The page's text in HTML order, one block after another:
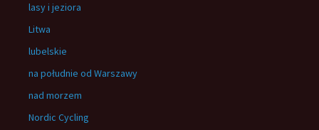
lasy i jeziora
Litwa
lubelskie
na południe od Warszawy
nad morzem
Nordic Cycling